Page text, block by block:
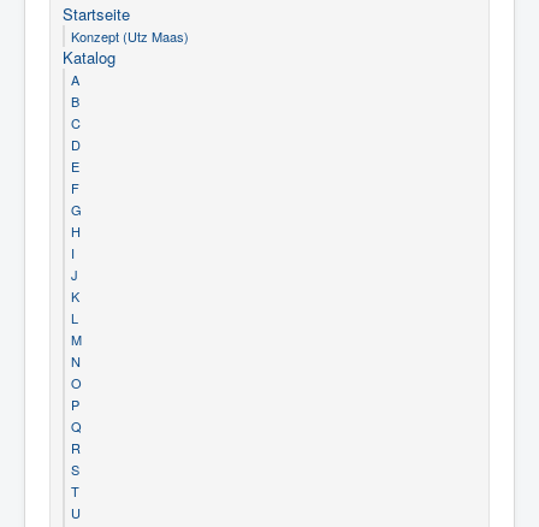
Startseite
Konzept (Utz Maas)
Katalog
A
B
C
D
E
F
G
H
I
J
K
L
M
N
O
P
Q
R
S
T
U